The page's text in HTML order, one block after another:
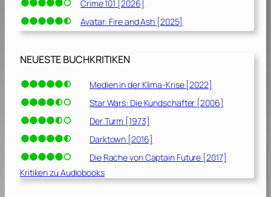
Crime 101 [2026]
Avatar: Fire and Ash [2025]
NEUESTE BUCHKRITIKEN
Medien in der Klima-Krise [2022]
Star Wars: Die Kundschafter [2006]
Der Turm [1973]
Darktown [2016]
Die Rache von Captain Future [2017]
Kritiken zu Audiobooks